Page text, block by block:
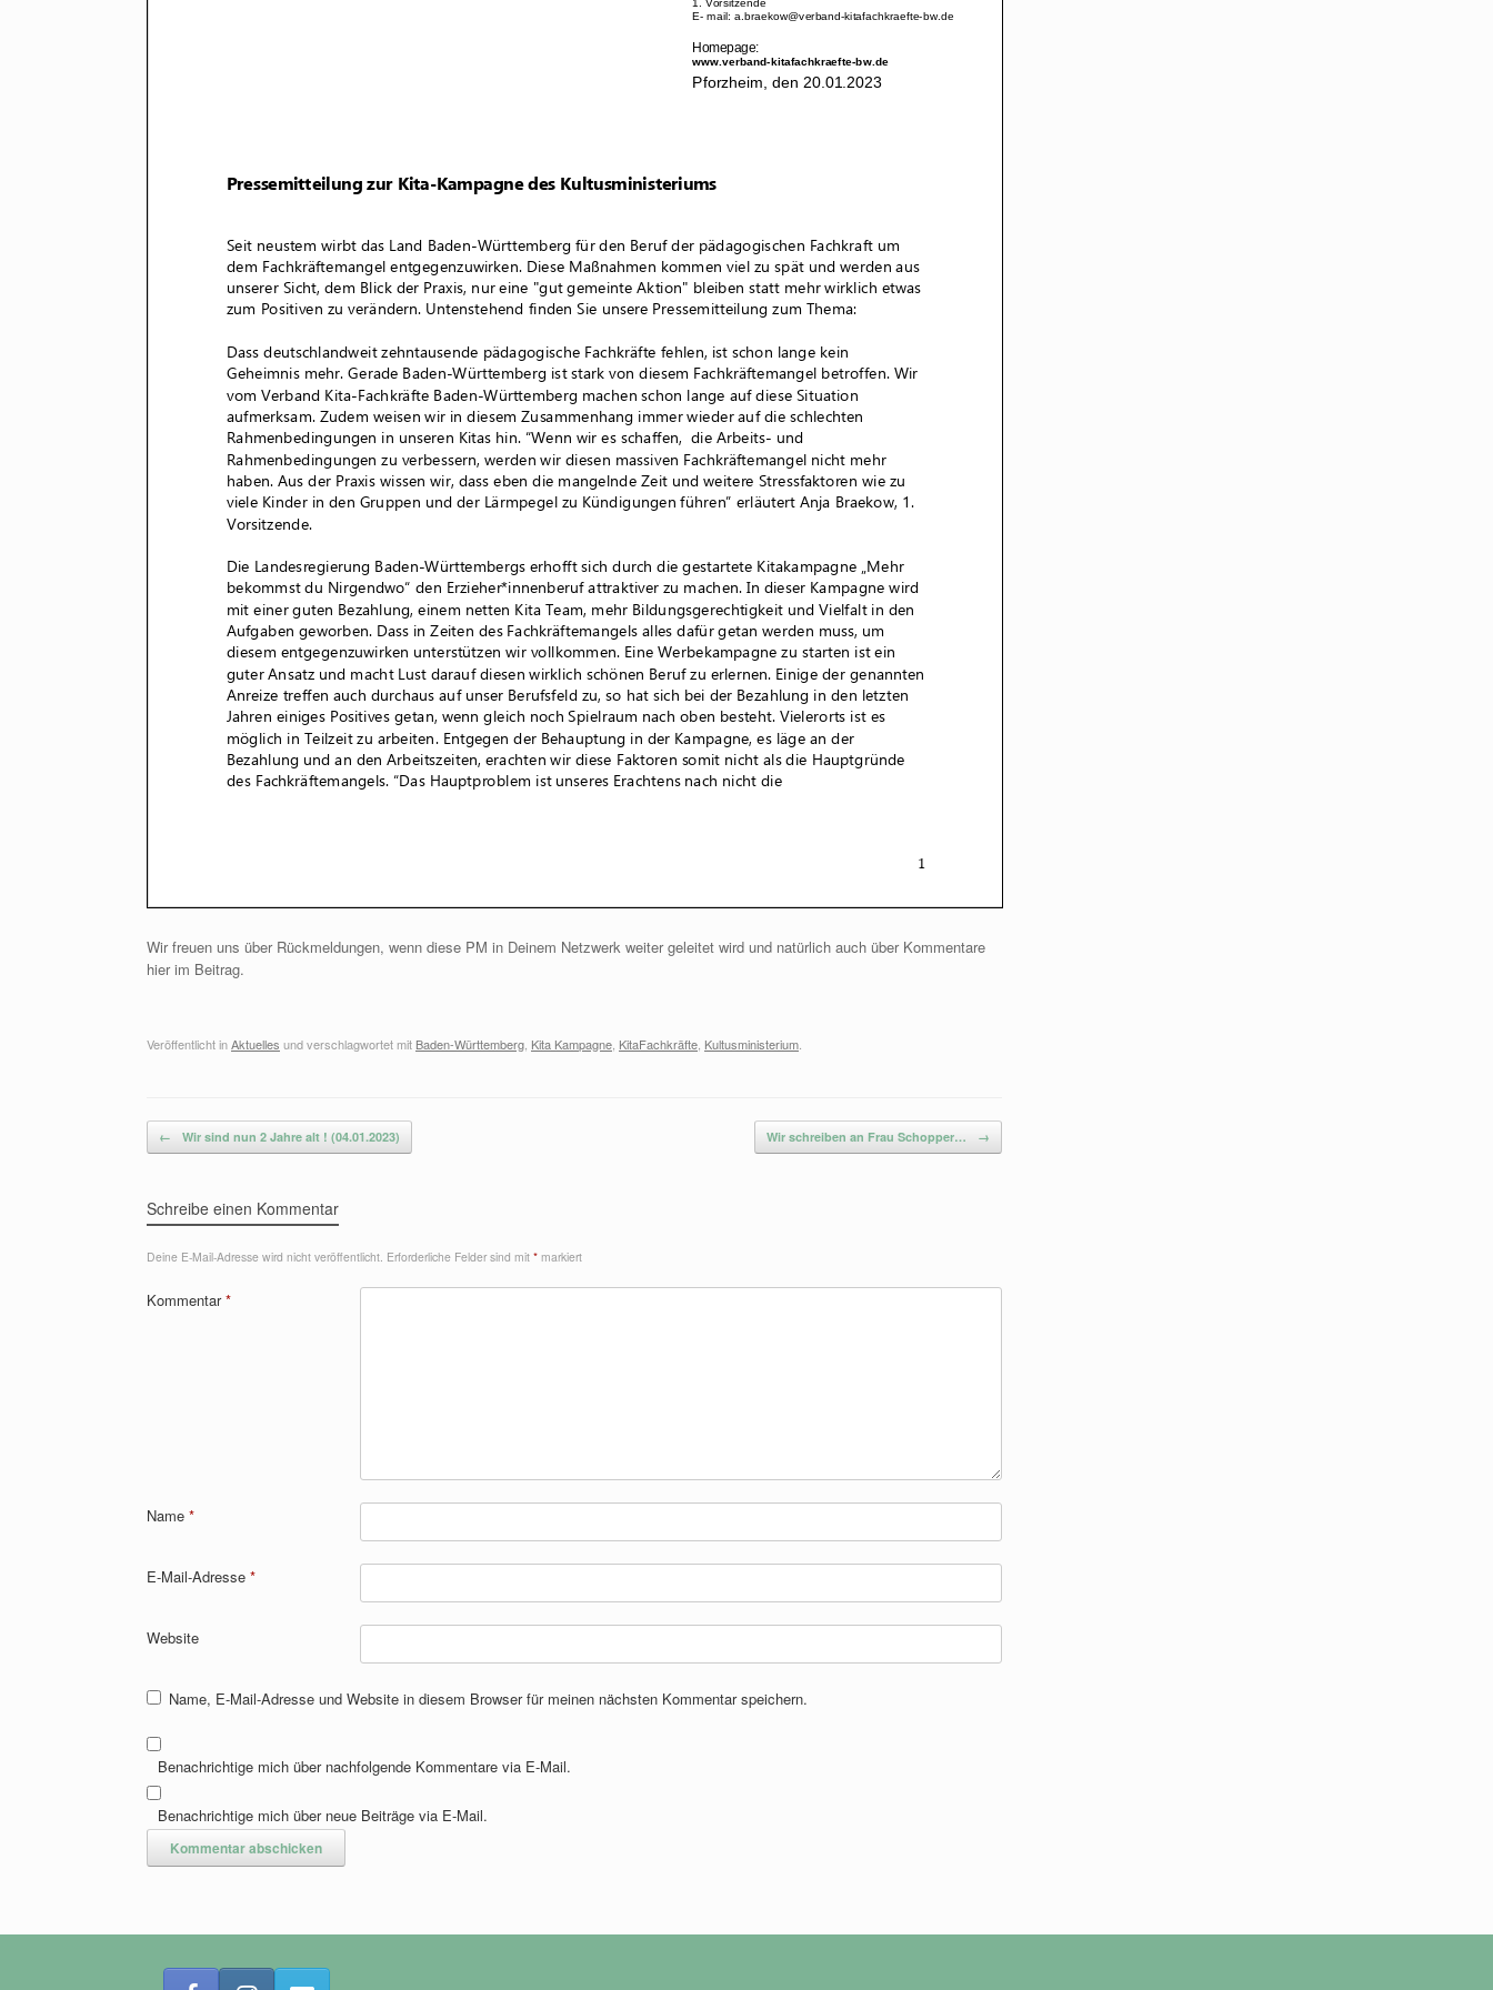
Wir freuen uns über Rückmeldungen, wenn diese PM in Deinem Netzwerk weiter geleitet wird und natürlich auch über Kommentare
hier im Beitrag.
Veröffentlicht inAktuelles und verschlagwortet mit Baden-Württemberg Kita Kampagne KitaFachkräfte Kultusministerium
Beitragsnavigation
← Wir sind nun 2 Jahre alt ! (04.01.2023) Wir schreiben an Frau Schopper… →
Schreibe einen Kommentar
Deine E-Mail-Adresse wird nicht veröffentlicht. Erforderliche Felder sind mit * markiert
Kommentar*
Name *
E-Mail-Adresse *
Website
Name, E-Mail-Adresse und Website in diesem Browser für meinen nächsten Kommentar speichern.
Benachrichtige mich über nachfolgende Kommentare via E-Mail.
Benachrichtige mich über neue Beiträge via E-Mail.